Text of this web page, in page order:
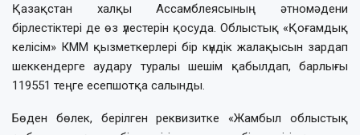
Қазақстан халқы Ассамблеясының әтномәдени
бірлестіктері де өз үлестерін қосуда. Облыстық «Қоғамдық
келісім» КММ қызметкерлері бір күндік жалақысын зардап
шеккендерге аудару туралы шешім қабылдап, барлығы
119551 теңге есепшотқа салынды.
Бөден бөлек, берілген реквизитке «Жамбыл облыстық